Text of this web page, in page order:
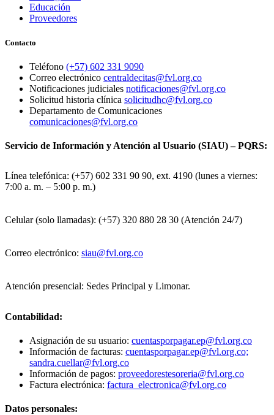
Educación
Proveedores
Contacto
Teléfono (+57) 602 331 9090
Correo electrónico centraldecitas@fvl.org.co
Notificaciones judiciales notificaciones@fvl.org.co
Solicitud historia clínica solicitudhc@fvl.org.co
Departamento de Comunicaciones
comunicaciones@fvl.org.co
Servicio de Información y Atención al Usuario (SIAU) – PQRS:
Línea telefónica: (+57) 602 331 90 90, ext. 4190 (lunes a viernes:
7:00 a. m. – 5:00 p. m.)
Celular (solo llamadas): (+57) 320 880 28 30 (Atención 24/7)
Correo electrónico: siau@fvl.org.co
Atención presencial: Sedes Principal y Limonar.
Contabilidad:
Asignación de su usuario: cuentasporpagar.ep@fvl.org.co
Información de facturas: cuentasporpagar.ep@fvl.org.co;
sandra.cuellar@fvl.org.co
Información de pagos: proveedorestesoreria@fvl.org.co
Factura electrónica: factura_electronica@fvl.org.co
Datos personales: